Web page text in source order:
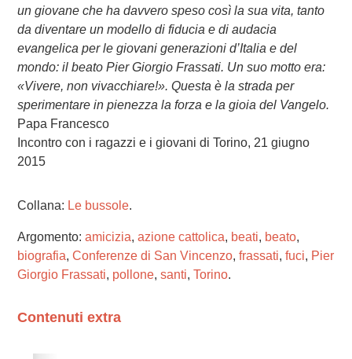
un giovane che ha davvero speso così la sua vita, tanto
da diventare un modello di fiducia e di audacia
evangelica per le giovani generazioni d’Italia e del
mondo: il beato Pier Giorgio Frassati. Un suo motto era:
«Vivere, non vivacchiare!». Questa è la strada per
sperimentare in pienezza la forza e la gioia del Vangelo.
Papa Francesco
Incontro con i ragazzi e i giovani di Torino, 21 giugno
2015
Collana: Le bussole.
Argomento: amicizia, azione cattolica, beati, beato,
biografia, Conferenze di San Vincenzo, frassati, fuci, Pier
Giorgio Frassati, pollone, santi, Torino.
Contenuti extra